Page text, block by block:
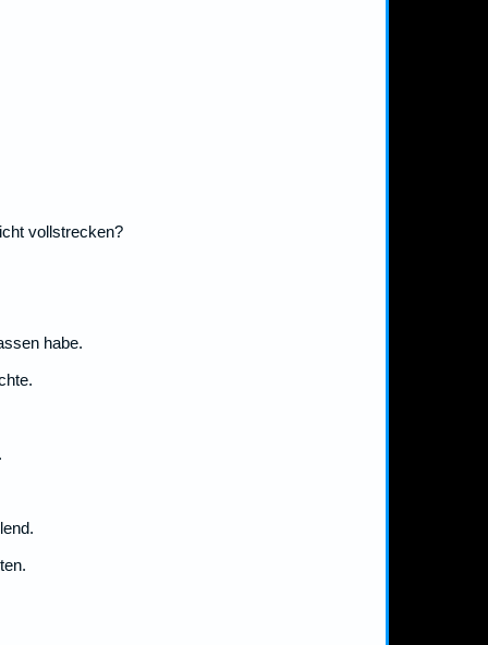
vollstrecken?
habe.